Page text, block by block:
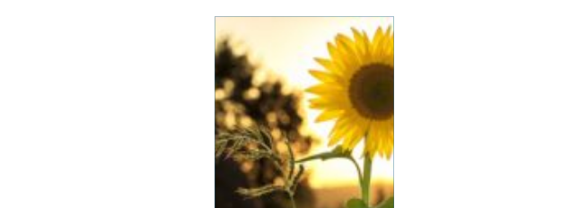
artikel kommer vi att
utforska de olika
palettblad sorterna som
finns tillgängliga på
marknaden och ge di...